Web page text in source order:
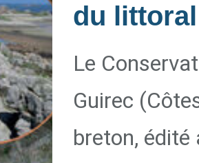
du
Le
Guirec
breton, édité